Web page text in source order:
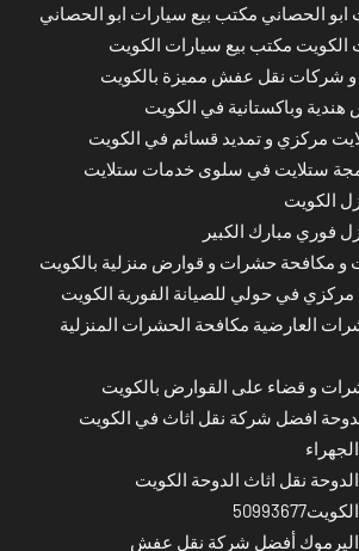
ابو الحصاني مكتب بيع سيارات ابو الحصاني
الكويت مكتب بيع سيارات الكويت
شركات نقل عفش مميزة بالكويت
وباكستانية في الكويت
مركزي و تمديد قسائم في الكويت
ستلايت في سلوى خدمات ستلايت
الكويت
فوري مبارك الكبير
مكافحة حشرات و قوارض منزلية بالكويت
في حولي للصيانة الفورية الكويت
العارضية مكافحة الحشرات المنزلية
و قضاء على القوارض بالكويت
افضل شركة نقل اثاث في الكويت
نقل اثاث الدوحة الكويت
أفضل شركة نقل عفش